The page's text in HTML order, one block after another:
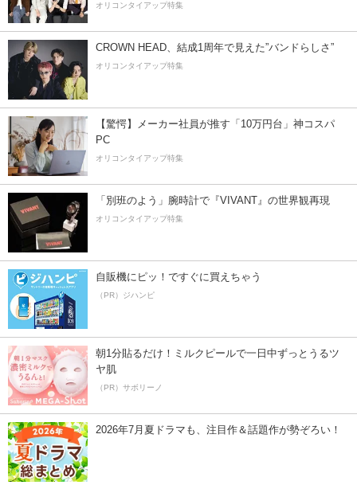
オリコンタイアップ特集
CROWN HEAD、結成1周年で見えた”バンドらしさ”
オリコンタイアップ特集
【驚愕】メーカー社員が推す「10万円台」神コスパ
PC
オリコンタイアップ特集
「別班のよう」腕時計で『VIVANT』の世界観再現
オリコンタイアップ特集
自販機にピッ！ですぐに買えちゃう
（PR）ジハンピ
朝1分貼るだけ！ミルクピールで一日中ずっとうるツ
ヤ肌
（PR）サボリーノ
2026年7月夏ドラマも、注目作＆話題作が勢ぞろい！